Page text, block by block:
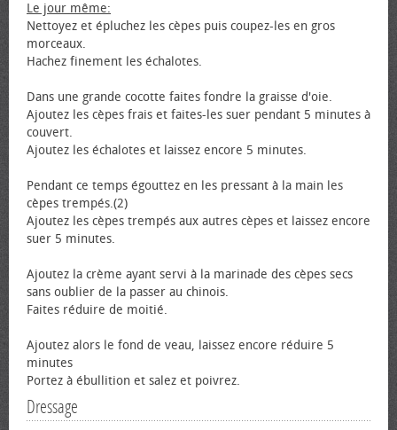
Le jour même:
Nettoyez et épluchez les cèpes puis coupez-les en gros
morceaux.
Hachez finement les échalotes.
Dans une grande cocotte faites fondre la graisse d'oie.
Ajoutez les cèpes frais et faites-les suer pendant 5 minutes à
couvert.
Ajoutez les échalotes et laissez encore 5 minutes.
Pendant ce temps égouttez en les pressant à la main les
cèpes trempés.(2)
Ajoutez les cèpes trempés aux autres cèpes et laissez encore
suer 5 minutes.
Ajoutez la crème ayant servi à la marinade des cèpes secs
sans oublier de la passer au chinois.
Faites réduire de moitié.
Ajoutez alors le fond de veau, laissez encore réduire 5
minutes
Portez à ébullition et salez et poivrez.
Dressage